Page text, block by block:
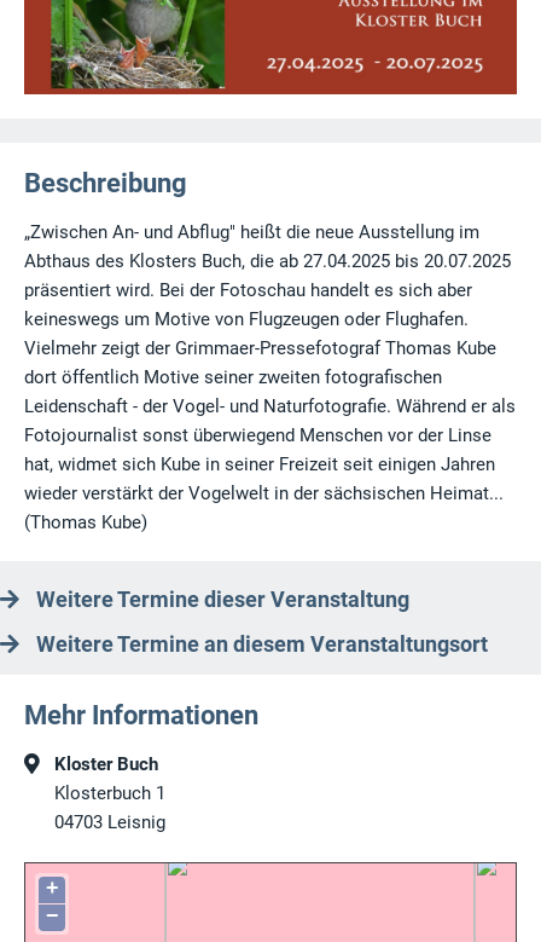
Beschreibung
„Zwischen An- und Abflug" heißt die neue Ausstellung im
Abthaus des Klosters Buch, die ab 27.04.2025 bis 20.07.2025
präsentiert wird. Bei der Fotoschau handelt es sich aber
keineswegs um Motive von Flugzeugen oder Flughafen.
Vielmehr zeigt der Grimmaer-Pressefotograf Thomas Kube
dort öffentlich Motive seiner zweiten fotografischen
Leidenschaft - der Vogel- und Naturfotografie. Während er als
Fotojournalist sonst überwiegend Menschen vor der Linse
hat, widmet sich Kube in seiner Freizeit seit einigen Jahren
wieder verstärkt der Vogelwelt in der sächsischen Heimat...
(Thomas Kube)
Weitere Termine dieser Veranstaltung
Weitere Termine an diesem Veranstaltungsort
Mehr Informationen
Kloster Buch
Klosterbuch 1
04703 Leisnig
+
−